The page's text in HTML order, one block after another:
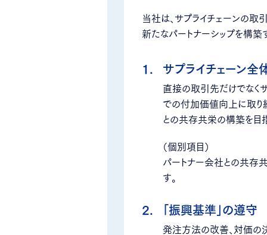
当社は、サプライチェーンの
新たなパートナーシップを構築
1. サプライチェーン
直接の取引先だけでなく
での付加価値向上に取り
との共存共栄の構築を目
（個別項目）
パートナー会社との共存
す。
2. 「振興基準」の遵守
発注方法の改善、対価の